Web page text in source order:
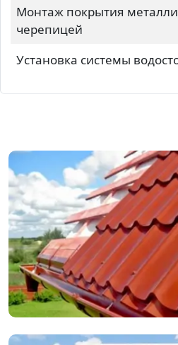
Монтаж покрытия
черепицей
Установка системы